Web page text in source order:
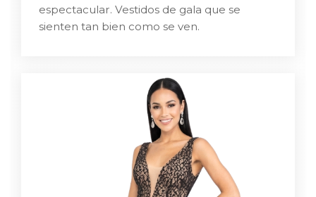
espectacular. Vestidos de gala que se
sienten tan bien como se ven.